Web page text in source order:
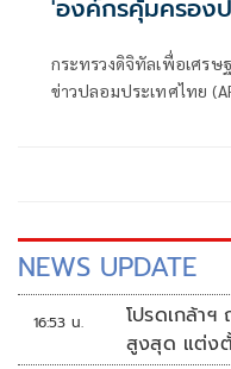
'องค์กรคุ้มครองป
สแกมเมอร์ ส่งห
ข้อมูลส่วนบุคคล
กระทรวงดิจิทัลเพื่อเศร
ข่าวปลอมประเทศไทย
NEWS UPDATE
16:53 น.
โปรดเกล้า
สูงสุด แต่งตั้